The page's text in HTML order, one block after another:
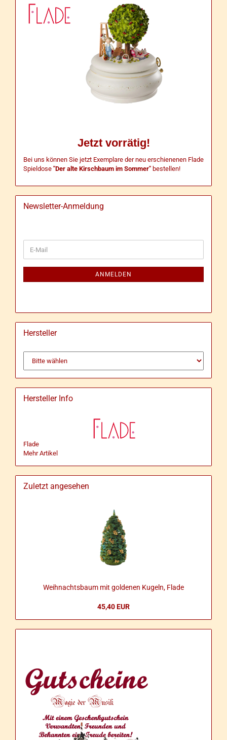
Jetzt vorrätig!
Bei uns können Sie jetzt Exemplare der neu erschienenen Flade
Spieldose "Der alte Kirschbaum im Sommer" bestellen!
Newsletter-Anmeldung
ZUR
E-
Mail
ANMELDEN
Hersteller
Hersteller Info
Flade
Mehr Artikel
Zuletzt angesehen
Weih­nachts­baum mit gol­de­nen Ku­geln, Flade
45,40 EUR